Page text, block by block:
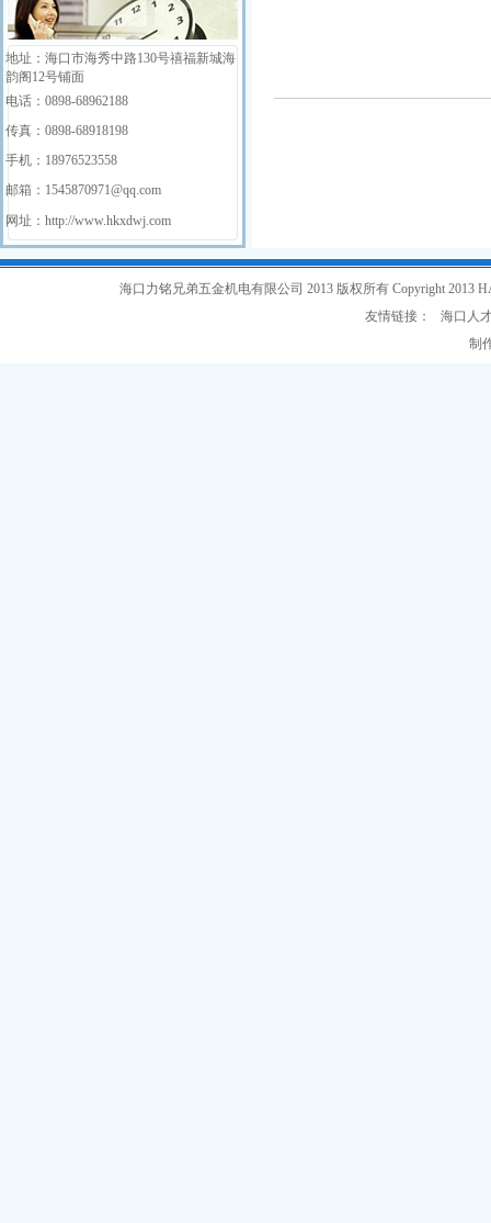
地址：海口市海秀中路130号禧福新城海
韵阁12号铺面
电话：0898-68962188
传真：0898-68918198
手机：18976523558
邮箱：1545870971@qq.com
网址：http://www.hkxdwj.com
海口力铭兄弟五金机电有限公司 2013 版权所有 Copyright 2013
友情链接：海口人
制